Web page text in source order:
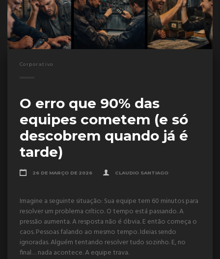
Corporativo
O erro que 90% das
equipes cometem (e só
descobrem quando já é
tarde)
26 DE MARÇO DE 2026 CLAUDIO SANTIAGO
Imagine a seguinte situação: Sua equipe tem 60 minutos para
resolver um problema crítico. O tempo está passando. A
pressão aumenta. A resposta não é óbvia. E então começa o
caos. Pessoas falando ao mesmo tempo. Ideias sendo
ignoradas. Alguém tentando resolver tudo sozinho. E, no
final… nada acontece. A equipe trava.